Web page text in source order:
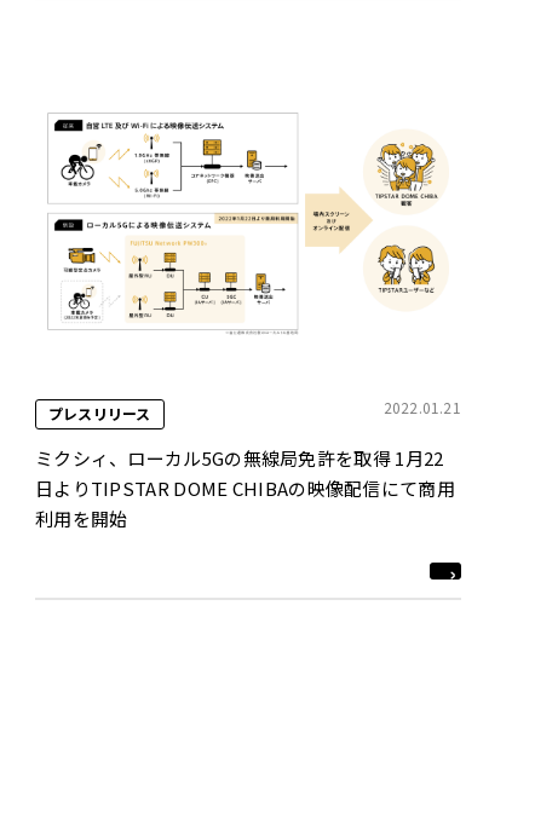
プレスリリース 2022.01.21
ミクシィ、ローカル5Gの無線局免許を取得 1月22
日よりTIPSTAR DOME CHIBAの映像配信にて商用
利用を開始